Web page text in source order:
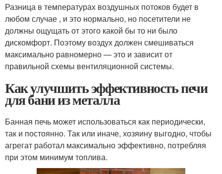
Разница в температурах воздушных потоков будет в
любом случае , и это нормально, но посетители не
должны ощущать от этого какой бы то ни было
дискомфорт. Поэтому воздух должен смешиваться
максимально равномерно — это и зависит от
правильной схемы вентиляционной системы.
Как улучшить эффективность печи
для бани из металла
Банная печь может использоваться как периодически,
так и постоянно. Так или иначе, хозяину выгодно, чтобы
агрегат работал максимально эффективно, потребляя
при этом минимум топлива.